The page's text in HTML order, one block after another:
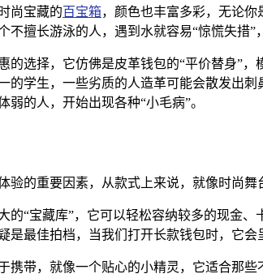
尚宝藏的百宝箱，颜色也丰富多彩，无论
不擅长游泳的人，遇到水就容易“惊慌失措
的选择，它仿佛是皮革钱包的“平价替身”
的学生，一些劣质的人造革可能会散发出
的人，开始出现各种“小毛病”。
验的重要因素，从款式上来说，就像时尚
的“宝藏库”，它可以轻松容纳较多的现金
是最佳拍档，当我们打开长款钱包时，它
携带，就像一个贴心的小精灵，它适合那